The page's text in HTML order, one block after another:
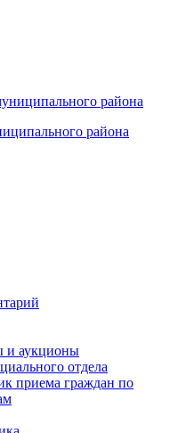
района
и аукционы
отдела
приема граждан по